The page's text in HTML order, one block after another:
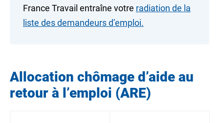
France Travail entraîne votre radiation de la
liste des demandeurs d’emploi.
Allocation chômage d’aide au
retour à l’emploi (ARE)